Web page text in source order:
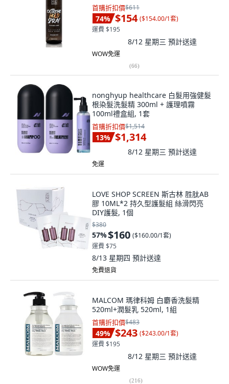
首購折扣價$611
74% $154 ($154.00/1套)
運費 $195
8/12 星期三 預計送達
WOW免運
(66)
nonghyup healthcare 白髮用強健髮
根染髮洗髮精 300ml + 護理噴霧
100ml禮盒組, 1套
首購折扣價$1,514
13% $1,314
8/12 星期三 預計送達
免運
LOVE SHOP SCREEN 斯古林 胜肽AB
膠 10ML*2 持久型護髮組 絲滑閃亮
DIY護髮, 1個
$380
57%$160 ($160.00/1套)
運費 $75
8/13 星期四 預計送達
免費退貨
MALCOM 瑪律科姆 白麝香洗髮精
520ml+潤髮乳 520ml, 1組
首購折扣價$483
49% $243 ($243.00/1套)
運費 $195
8/12 星期三 預計送達
WOW免運
(216)